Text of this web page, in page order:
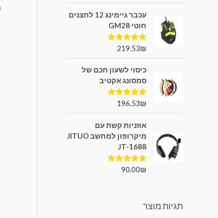
עכבר גיימינג 12 לחצנים
חוטי GM28
דורג5.00
219.53₪
כיסוי לשעון חכם של
סמסונג אקטיב
דורג5.00
196.53₪
אוזניות קשת עם
מיקרופון למחשב JITUO
JT-1688
דורג5.00
90.00₪
תגיות מוצר